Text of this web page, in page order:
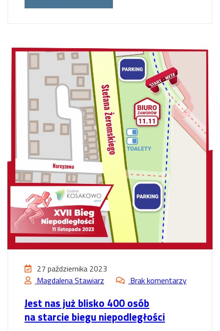
27 października 2023
Magdalena Stawiarz
Brak komentarzy
Jest nas już blisko 400 osób
na starcie biegu niepodległości